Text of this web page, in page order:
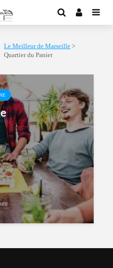
Le Meilleur de Marseille >
Quartier du Panier